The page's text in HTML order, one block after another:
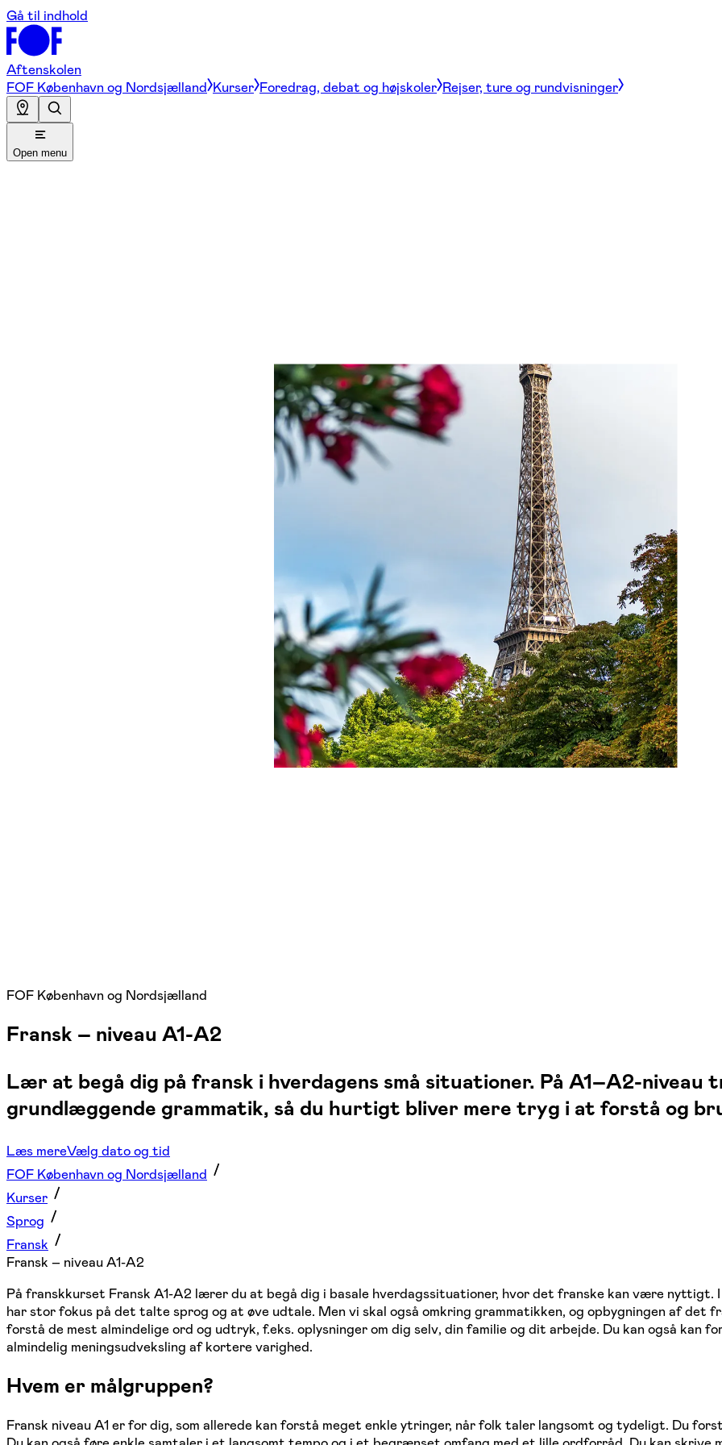
Gå til indhold
Aftenskolen
FOF København og Nordsjælland Kurser Foredrag, debat og højskoler Rejser, ture og rundvisninger
Open menu
FOF København og Nordsjælland
Fransk – niveau A1-A2
Lær at begå dig på fransk i hverdagens små situationer. På A1–A2-
grundlæggende grammatik, så du hurtigt bliver mere tryg i at forstå og
Læs mereVælg dato og tid
FOF København og Nordsjælland
Kurser
Sprog
Fransk
Fransk – niveau A1-A2
På franskkurset Fransk A1-A2 lærer du at begå dig i basale hverdagssituationer, hvor det franske kan være nyttigt.
har stor fokus på det talte sprog og at øve udtale. Men vi skal også omkring grammatikken, og opbygningen af det
forstå de mest almindelige ord og udtryk, f.eks. oplysninger om dig selv, din familie og dit arbejde. Du kan også kan
almindelig meningsudveksling af kortere varighed.
Hvem er målgruppen?
Fransk niveau A1 er for dig, som allerede kan forstå meget enkle ytringer, når folk taler langsomt og tydeligt. Du